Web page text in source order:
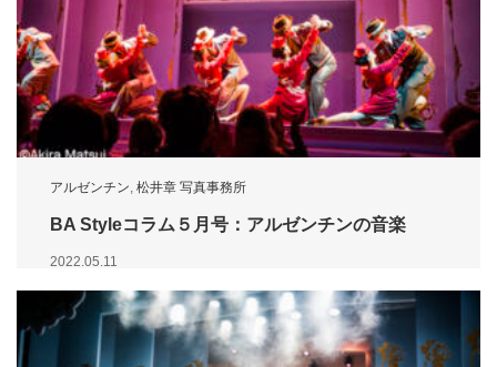
アルゼンチン, 松井章 写真事務所
BA Styleコラム５月号：アルゼンチンの音楽
2022.05.11